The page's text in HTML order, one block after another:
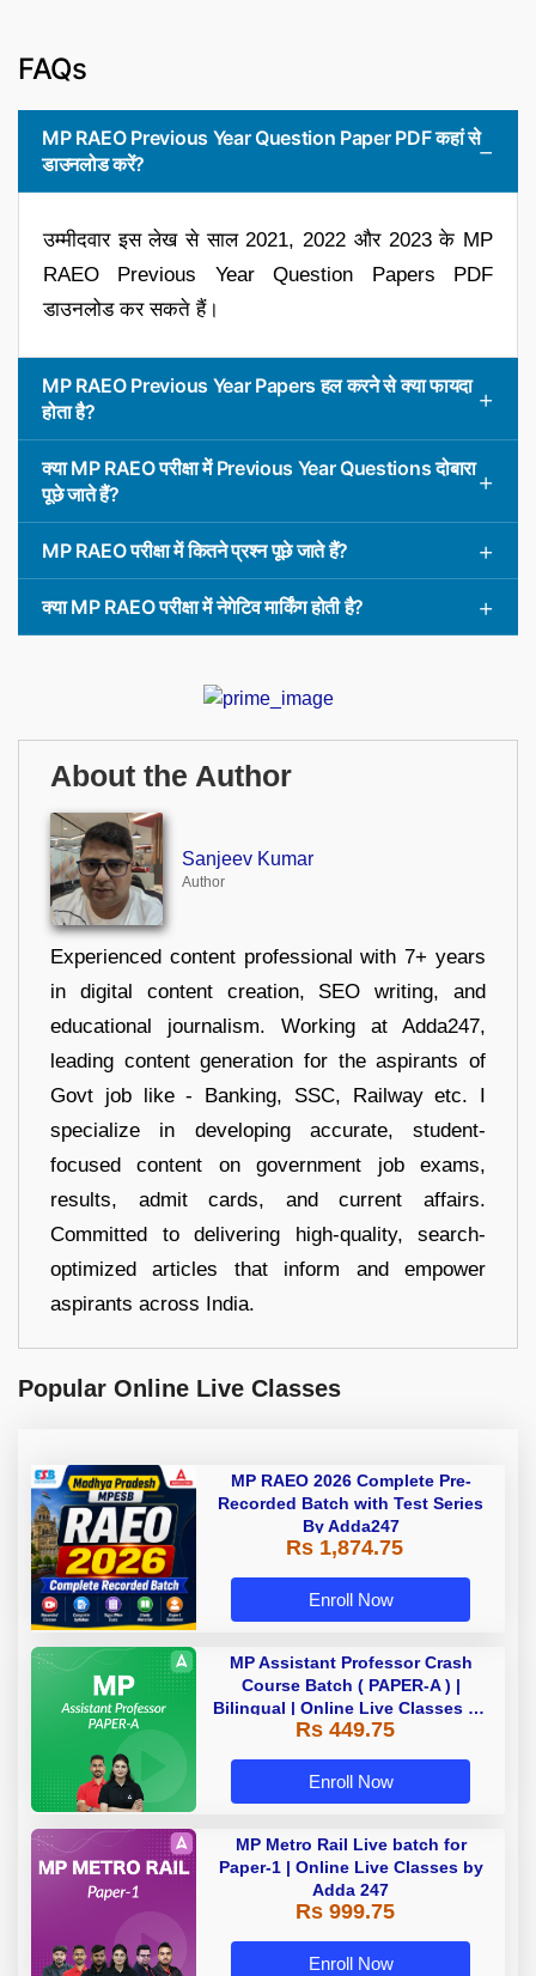
FAQs
MP RAEO Previous Year Question Paper PDF कहां से
डाउनलोड करें?
उम्मीदवार इस लेख से साल 2021, 2022 और 2023 के MP
RAEO Previous Year Question Papers PDF
डाउनलोड कर सकते हैं।
MP RAEO Previous Year Papers हल करने से क्या फायदा
होता है?
क्या MP RAEO परीक्षा में Previous Year Questions दोबारा
पूछे जाते हैं?
MP RAEO परीक्षा में कितने प्रश्न पूछे जाते हैं?
क्या MP RAEO परीक्षा में नेगेटिव मार्किंग होती है?
About the Author
Sanjeev Kumar
Author
Experienced content professional with 7+ years
in digital content creation, SEO writing, and
educational journalism. Working at Adda247,
leading content generation for the aspirants of
Govt job like - Banking, SSC, Railway etc. I
specialize in developing accurate, student-
focused content on government job exams,
results, admit cards, and current affairs.
Committed to delivering high-quality, search-
optimized articles that inform and empower
aspirants across India.
Popular Online Live Classes
MP RAEO 2026 Complete Pre-
Recorded Batch with Test Series
By Adda247
Rs 1,874.75
Enroll Now
MP Assistant Professor Crash
Course Batch ( PAPER-A ) |
Bilingual | Online Live Classes by
Adda 247
Rs 449.75
Enroll Now
MP Metro Rail Live batch for
Paper-1 | Online Live Classes by
Adda 247
Rs 999.75
Enroll Now